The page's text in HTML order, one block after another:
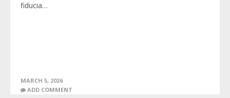
fiducia…
MARCH 5, 2026
ADD COMMENT